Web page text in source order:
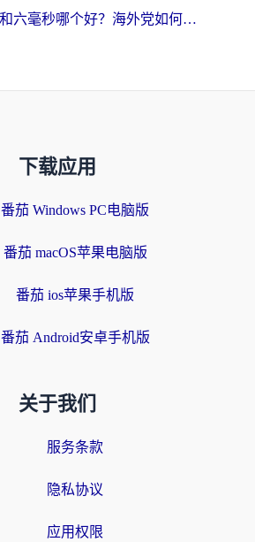
雷神手游和六毫秒哪个好？海外党如何真正解锁国内资源
下载应用
番茄 Windows PC电脑版
番茄 macOS苹果电脑版
番茄 ios苹果手机版
番茄 Android安卓手机版
关于我们
服务条款
隐私协议
应用权限